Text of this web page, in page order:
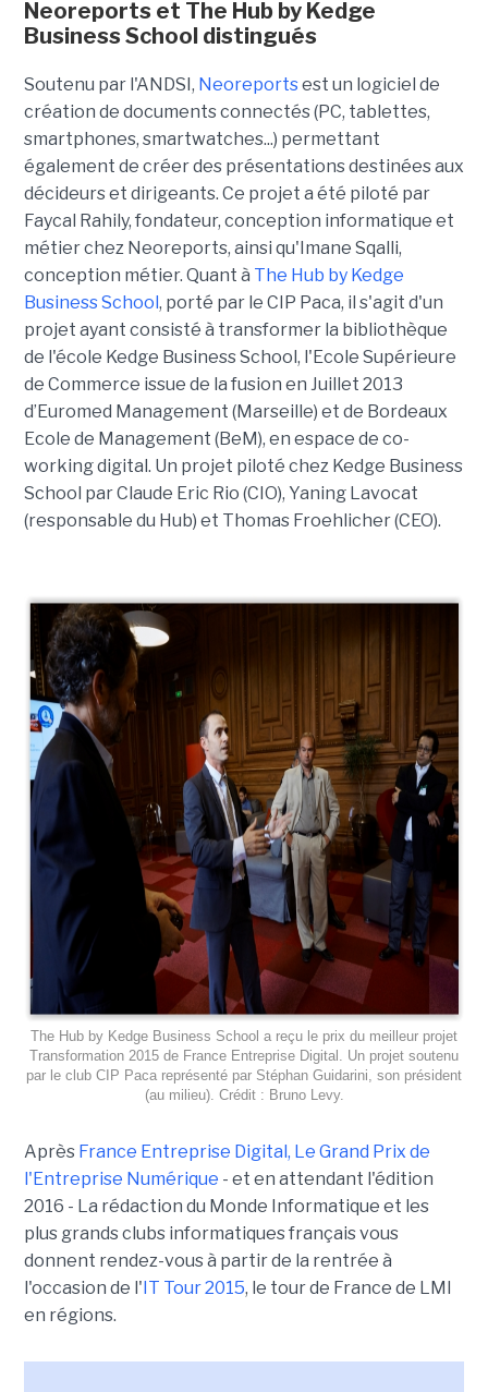
Neoreports et The Hub by Kedge
Business School distingués
Soutenu par l'ANDSI, Neoreportsest un logiciel de
création de documents connectés (PC, tablettes,
smartphones, smartwatches...) permettant
également de créer des présentations destinées aux
décideurs et dirigeants. Ce projet a été piloté par
Faycal Rahily, fondateur, conception informatique et
métier chez Neoreports, ainsi qu'Imane Sqalli,
conception métier. Quant à The Hub by Kedge
Business School , porté par le CIP Paca, il s'agit d'un
projet ayant consisté à transformer la bibliothèque
de l'école Kedge Business School, l'Ecole Supérieure
de Commerce issue de la fusion en Juillet 2013
d’Euromed Management (Marseille) et de Bordeaux
Ecole de Management (BeM), en espace de co-
working digital. Un projet piloté chez Kedge Business
School par Claude Eric Rio (CIO), Yaning Lavocat
(responsable du Hub) et Thomas Froehlicher (CEO).
The Hub by Kedge Business School a reçu le prix du meilleur projet
Transformation 2015 de France Entreprise Digital. Un projet soutenu
par le club CIP Paca représenté par Stéphan Guidarini, son président
(au milieu). Crédit : Bruno Levy.
Après France Entreprise Digital, Le Grand Prix de
l'Entreprise Numérique - et en attendant l'édition
2016 - La rédaction du Monde Informatique et les
plus grands clubs informatiques français vous
donnent rendez-vous à partir de la rentrée à
l'occasion de l' IT Tour 2015, le tour de France de LMI
en régions.